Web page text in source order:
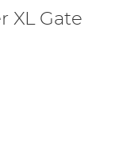
XL Gate